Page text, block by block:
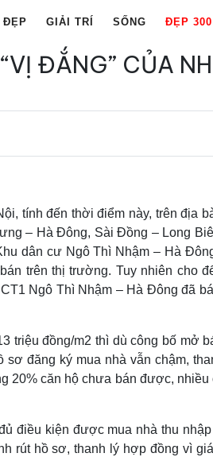
ĐẸP GIẢI TRÍ SỐNG ĐẸP 300
“VỊ ĐẮNG” CỦA
tính đến thời điểm này, trên địa
– Hà Đông, Sài Đồng – Long
dân cư Ngô Thì Nhậm – Hà
trên thị trường. Tuy nhiên cho
Ngô Thì Nhậm – Hà Đông đã
triệu đồng/m2 thì dù công bố mở
sơ đăng ký mua nhà vẫn chậm,
20% căn hộ chưa bán được, nhiều
điều kiện được mua nhà thu nhập
rút hồ sơ, thanh lý hợp đồng vì